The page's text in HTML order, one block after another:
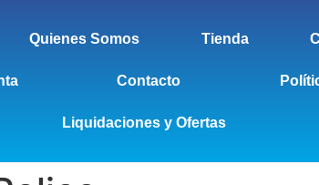
Quienes Somos Tienda
Contacto
Liquidaciones y Ofertas